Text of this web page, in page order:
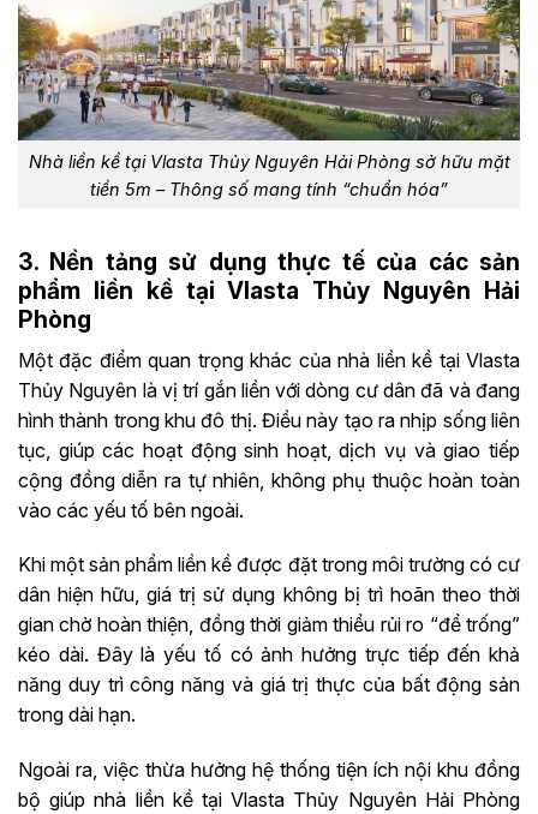
Nhà liền kề tại Vlasta Thủy Nguyên Hải Phòng sở hữu mặt
tiền 5m – Thông số mang tính “chuẩn hóa”
3. Nền tảng sử dụng thực tế của các sản
phẩm liền kề tại Vlasta Thủy Nguyên Hải
Phòng
Một đặc điểm quan trọng khác của nhà liền kề tại Vlasta
Thủy Nguyên là vị trí gắn liền với dòng cư dân đã và đang
hình thành trong khu đô thị. Điều này tạo ra nhịp sống liên
tục, giúp các hoạt động sinh hoạt, dịch vụ và giao tiếp
cộng đồng diễn ra tự nhiên, không phụ thuộc hoàn toàn
vào các yếu tố bên ngoài.
Khi một sản phẩm liền kề được đặt trong môi trường có cư
dân hiện hữu, giá trị sử dụng không bị trì hoãn theo thời
gian chờ hoàn thiện, đồng thời giảm thiểu rủi ro “để trống”
kéo dài. Đây là yếu tố có ảnh hưởng trực tiếp đến khả
năng duy trì công năng và giá trị thực của bất động sản
trong dài hạn.
Ngoài ra, việc thừa hưởng hệ thống tiện ích nội khu đồng
bộ giúp nhà liền kề tại Vlasta Thủy Nguyên Hải Phòng